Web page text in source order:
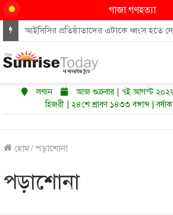
গাজা গণহত্যা
লন্ডন
আজ শুক্রবার | ৭ই আগস্ট
হিজরী | ২৪শে শ্রাবণ ১৪৩৩ বঙ্গাব্দ |
হোম/ পড়াশোনা
পড়াশোনা